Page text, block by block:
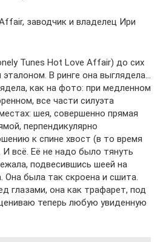
заводчик и владелец Ири
Tunes Hot Love Affair) до сих
В ринге она выглядела…
как на фото: при медленном
все части силуэта
шея, совершенно прямая
перпендикулярно
к спине хвост (в то время
И всё. Её не надо было тянуть
подвесившись шеей на
Она была так скроена и сшита.
глазами, она как трафарет, под
теперь любую увиденную